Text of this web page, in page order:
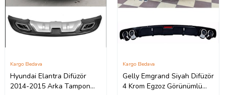
Hyundai Elantra Difüzör
2014-2015 Arka Tampon
Kargo Bedava
Gelly Emgrand Siyah Difüzör
4 Krom Egzoz Görünümlü
Kargo Bedava